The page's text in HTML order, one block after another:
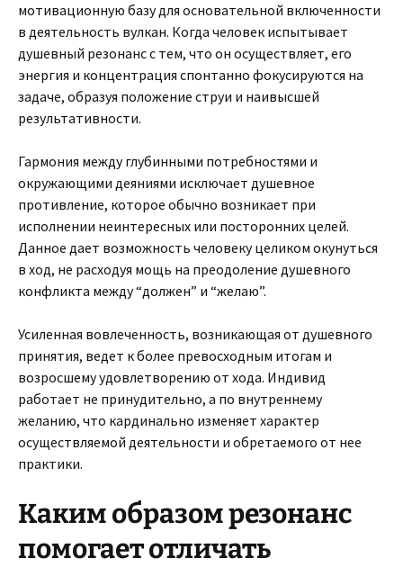
мотивационную базу для основательной включенности
в деятельность вулкан. Когда человек испытывает
душевный резонанс с тем, что он осуществляет, его
энергия и концентрация спонтанно фокусируются на
задаче, образуя положение струи и наивысшей
результативности.
Гармония между глубинными потребностями и
окружающими деяниями исключает душевное
противление, которое обычно возникает при
исполнении неинтересных или посторонних целей.
Данное дает возможность человеку целиком окунуться
в ход, не расходуя мощь на преодоление душевного
конфликта между “должен” и “желаю”.
Усиленная вовлеченность, возникающая от душевного
принятия, ведет к более превосходным итогам и
возросшему удовлетворению от хода. Индивид
работает не принудительно, а по внутреннему
желанию, что кардинально изменяет характер
осуществляемой деятельности и обретаемого от нее
практики.
Каким образом резонанс
помогает отличать